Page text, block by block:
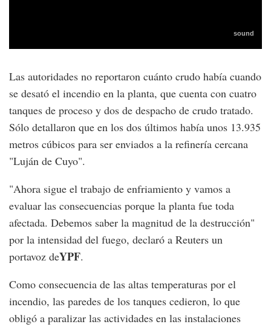
Las autoridades no reportaron cuánto crudo había cuando
se desató el incendio en la planta, que cuenta con cuatro
tanques de proceso y dos de despacho de crudo tratado.
Sólo detallaron que en los dos últimos había unos 13.935
metros cúbicos para ser enviados a la refinería cercana
"Luján de Cuyo".
"Ahora sigue el trabajo de enfriamiento y vamos a
evaluar las consecuencias porque la planta fue toda
afectada. Debemos saber la magnitud de la destrucción"
por la intensidad del fuego, declaró a Reuters un
portavoz deYPF.
Como consecuencia de las altas temperaturas por el
incendio, las paredes de los tanques cedieron, lo que
obligó a paralizar las actividades en las instalaciones